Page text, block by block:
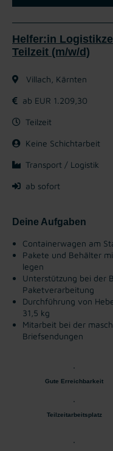
Helfer:in
Teilzeit (m/w/d)
Villach, Kärnten
ab EUR 1.209,30
Teilzeit
Keine Schichtarbeit
Transport / Logistik
ab sofort
Deine Aufgaben
Containerwagen am
Pakete und Behälter
legen
Unterstützung bei der
Paketverarbeitung
Durchführung von
31,5 kg
Mitarbeit bei der
Briefsendungen
Gute Erreichbarkeit
Teilzeitarbeitsplatz